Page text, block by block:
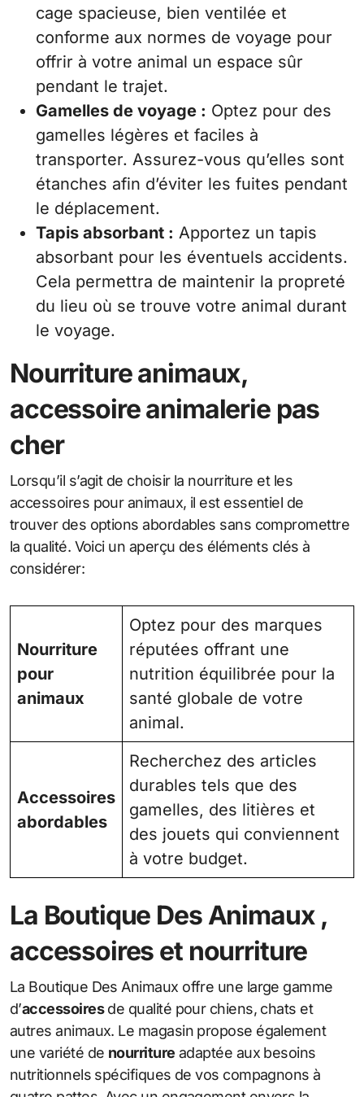
cage spacieuse, bien ventilée et
conforme aux normes de voyage pour
offrir à votre animal un espace sûr
pendant le trajet.
Gamelles de voyage : Optez pour des
gamelles légères et faciles à
transporter. Assurez-vous qu’elles sont
étanches afin d’éviter les fuites pendant
le déplacement.
Tapis absorbant : Apportez un tapis
absorbant pour les éventuels accidents.
Cela permettra de maintenir la propreté
du lieu où se trouve votre animal durant
le voyage.
Nourriture animaux,
accessoire animalerie pas
cher
Lorsqu’il s’agit de choisir la nourriture et les
accessoires pour animaux, il est essentiel de
trouver des options abordables sans compromettre
la qualité. Voici un aperçu des éléments clés à
considérer:
Nourriture
pour
animaux
Optez pour des marques
réputées offrant une
nutrition équilibrée pour la
santé globale de votre
animal.
Accessoires
abordables
Recherchez des articles
durables tels que des
gamelles, des litières et
des jouets qui conviennent
à votre budget.
La Boutique Des Animaux ,
accessoires et nourriture
La Boutique Des Animaux offre une large gamme
d’accessoiresde qualité pour chiens, chats et
autres animaux. Le magasin propose également
une variété de nourriture adaptée aux besoins
nutritionnels spécifiques de vos compagnons à